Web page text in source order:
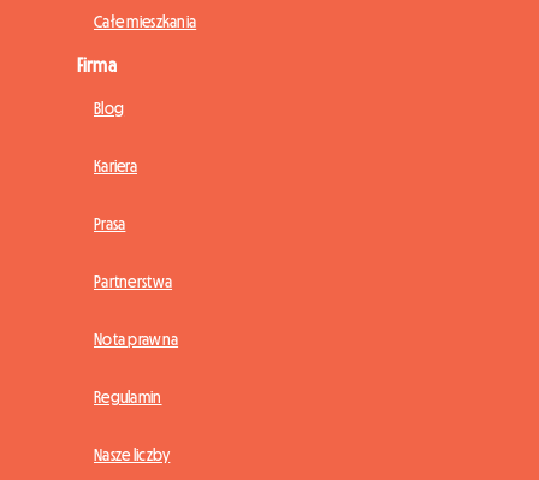
Całe mieszkania
Firma
Blog
Kariera
Prasa
Partnerstwa
Nota prawna
Regulamin
Nasze liczby